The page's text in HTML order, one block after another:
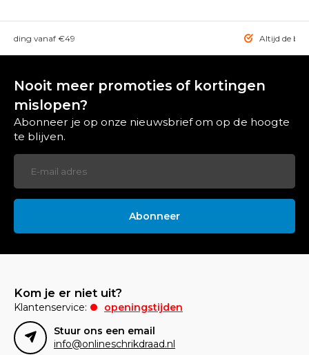
vanaf €49 Altijd de
Nooit meer promoties of kortingen
mislopen?
Abonneer je op onze nieuwsbrief om op de hoogte
te blijven.
Abonneer
Kom je er niet uit?
Klantenservice:
openingstijden
Stuur ons een email
info@onlineschrikdraad.nl